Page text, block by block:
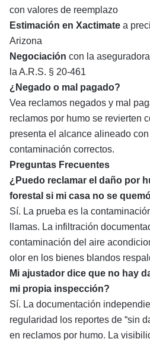
con valores de reemplazo
Estimación en Xactimate a
Arizona
Negociación con la
la A.R.S. § 20-461
¿Negado o mal pagado?
Vea reclamos negados y mal
reclamos por humo se revierten
presenta el alcance alineado
contaminación correctos.
Preguntas Frecuentes
¿Puedo reclamar el daño por
forestal si mi casa no se
Sí. La prueba es la
llamas. La infiltración
contaminación del aire
olor en los bienes blandos
Mi ajustador dice que no hay
mi propia inspección?
Sí. La documentación
regularidad los reportes de “sin
en reclamos por humo. La